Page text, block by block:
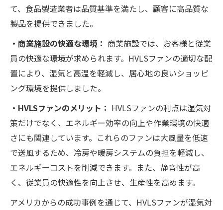
て、食品製造業者は品質基準を満たし、顧客に高品質な
製品を提供できました。
・商業施設の快適な環境： 商業施設では、お客様と従業
員の快適な環境が求められます。HVLSファンの適切な配
置により、湿気と高温を軽減し、居心地の良いショッピ
ング環境を提供しました。
・HVLSファンのメリット： HVLSファンの利点は湿気対
策だけでなく、エネルギー効率の向上や作業環境の快適
さにも関連しています。これらのファンは大風量を低速
で送風するため、冷房や暖房システムの負担を軽減し、
エネルギーコストを削減できます。また、静音性が高
く、従業員の快適性を向上させ、生産性を高めます。
アメリカからの成功事例を通じて、HVLSファンが湿気対